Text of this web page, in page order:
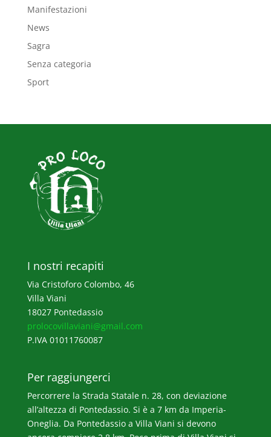
Manifestazioni
News
Sagra
Senza categoria
Sport
I nostri recapiti
Via Cristoforo Colombo, 46
Villa Viani
18027 Pontedassio
prolocovillaviani@gmail.com
P.IVA 01011760087
Per raggiungerci
Percorrere la Strada Statale n. 28, con deviazione
all’altezza di Pontedassio. Si è a 7 km da Imperia-
Oneglia. Da Pontedassio a Villa Viani si devono